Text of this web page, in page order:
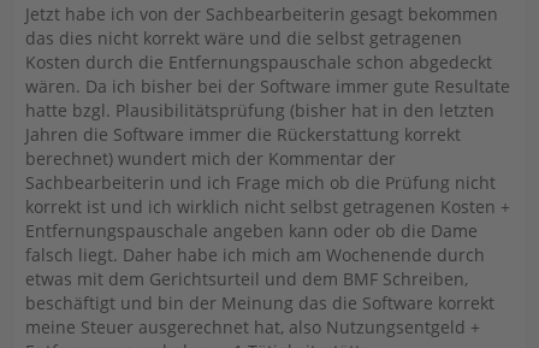
Jetzt habe ich von der Sachbearbeiterin gesagt bekommen
das dies nicht korrekt wäre und die selbst getragenen
Kosten durch die Entfernungspauschale schon abgedeckt
wären. Da ich bisher bei der Software immer gute Resultate
hatte bzgl. Plausibilitätsprüfung (bisher hat in den letzten
Jahren die Software immer die Rückerstattung korrekt
berechnet) wundert mich der Kommentar der
Sachbearbeiterin und ich Frage mich ob die Prüfung nicht
korrekt ist und ich wirklich nicht selbst getragenen Kosten +
Entfernungspauschale angeben kann oder ob die Dame
falsch liegt. Daher habe ich mich am Wochenende durch
etwas mit dem Gerichtsurteil und dem BMF Schreiben,
beschäftigt und bin der Meinung das die Software korrekt
meine Steuer ausgerechnet hat, also Nutzungsentgeld +